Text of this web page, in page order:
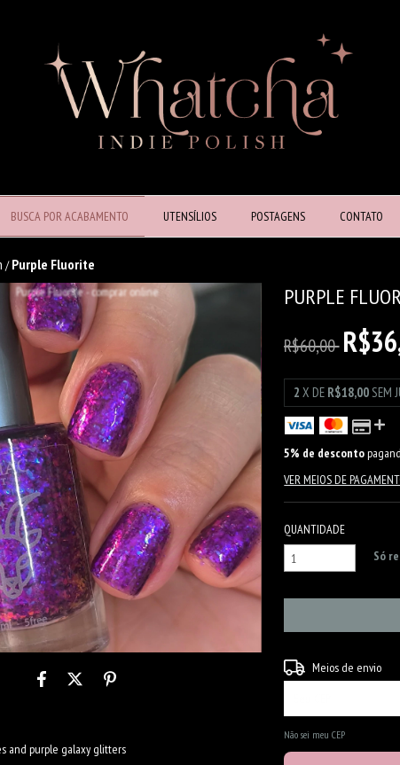
BUSCA POR ACABAMENTO UTENSÍLIOS POSTAGENS CONTATO
/ Purple Fluorite
and purple galaxy glitters
PURPLE
R$60,00
2 X DE R$18,00 SEM
5% de desconto
VER MEIOS DE
QUANTIDADE
Só
Entregas para o CEP:
Meios de envio
Não sei meu CEP